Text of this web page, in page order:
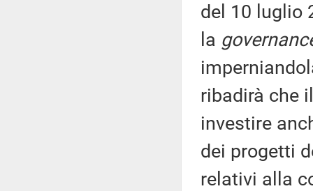
del 10 luglio
la
ribadirà che
investire
dei progetti
relativi alla